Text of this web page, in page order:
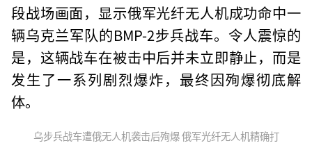
段战场画面，显示俄军光纤无人机成功命中一
辆乌克兰军队的BMP-2步兵战车。令人震惊的
是，这辆战车在被击中后并未立即静止，而是
发生了一系列剧烈爆炸，最终因殉爆彻底解
体。
乌步兵战车遭俄无人机袭击后殉爆 俄军光纤无人机精确打